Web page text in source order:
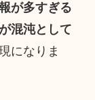
が多すぎる
混沌として
になりま